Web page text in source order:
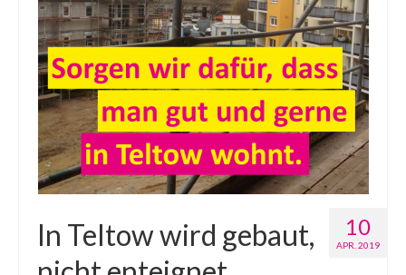
10
APR. 2019
In Teltow wird gebaut,